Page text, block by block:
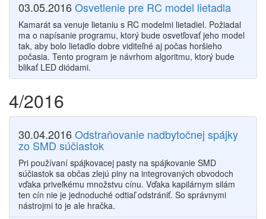
03.05.2016Osvetlenie pre RC model lietadla
Kamarát sa venuje lietaniu s RC modelmi lietadiel. Požiadal
ma o napísanie programu, ktorý bude osvetľovať jeho model
tak, aby bolo lietadlo dobre viditeľné aj počas horšieho
počasia. Tento program je návrhom algoritmu, ktorý bude
blikať LED diódami.
4/2016
30.04.2016Odstraňovanie nadbytočnej spájky
zo SMD súčiastok
Pri používaní spájkovacej pasty na spájkovanie SMD
súčiastok sa občas zlejú piny na integrovaných obvodoch
vďaka priveľkému množstvu cínu. Vďaka kapilárnym silám
ten cín nie je jednoduché odtiaľ odstrániť. So správnymi
nástrojmi to je ale hračka.